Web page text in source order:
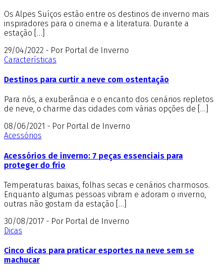
Os Alpes Suíços estão entre os destinos de inverno mais
inspiradores para o cinema e a literatura. Durante a
estação […]
29/04/2022 - Por Portal de Inverno
Características
Destinos para curtir a neve com ostentação
Para nós, a exuberância e o encanto dos cenários repletos
de neve, o charme das cidades com várias opções de […]
08/06/2021 - Por Portal de Inverno
Acessórios
Acessórios de inverno: 7 peças essenciais para
proteger do frio
Temperaturas baixas, folhas secas e cenários charmosos.
Enquanto algumas pessoas vibram e adoram o inverno,
outras não gostam da estação […]
30/08/2017 - Por Portal de Inverno
Dicas
Cinco dicas para praticar esportes na neve sem se
machucar